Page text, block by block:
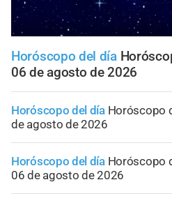
Horóscopo del día
06 de agosto de 2026
Horóscopo del día Horóscopo
de agosto de 2026
Horóscopo del día Horóscopo
06 de agosto de 2026